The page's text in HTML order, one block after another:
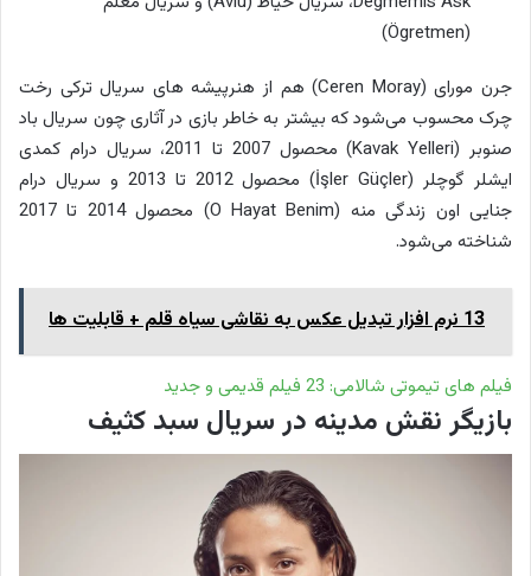
(Ögretmen)
جرن مورای (Ceren Moray) هم از هنرپیشه های سریال ترکی رخت
چرک محسوب می‌شود که بیشتر به خاطر بازی در آثاری چون سریال باد
صنوبر (Kavak Yelleri) محصول 2007 تا 2011، سریال درام کمدی
ایشلر گوچلر (İşler Güçler) محصول 2012 تا 2013 و سریال درام
جنایی اون زندگی منه (O Hayat Benim) محصول 2014 تا 2017
شناخته می‌شود.
13 نرم افزار تبدیل عکس به نقاشی سیاه قلم + قابلیت ها
فیلم های تیموتی شالامی: 23 فیلم قدیمی و جدید
بازیگر نقش مدینه در سریال سبد کثیف